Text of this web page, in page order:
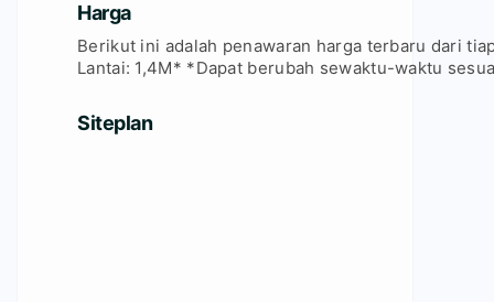
Harga
Berikut ini adalah penawaran harga terbaru dari
Lantai: 1,4M* *Dapat berubah sewaktu-waktu
Siteplan